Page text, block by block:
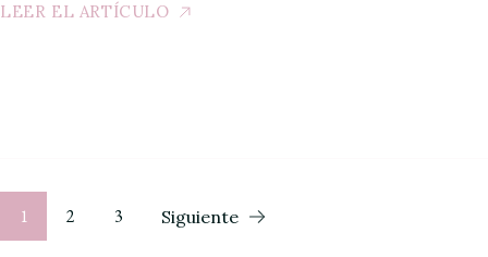
LEER EL ARTÍCULO
1 2 3 Siguiente